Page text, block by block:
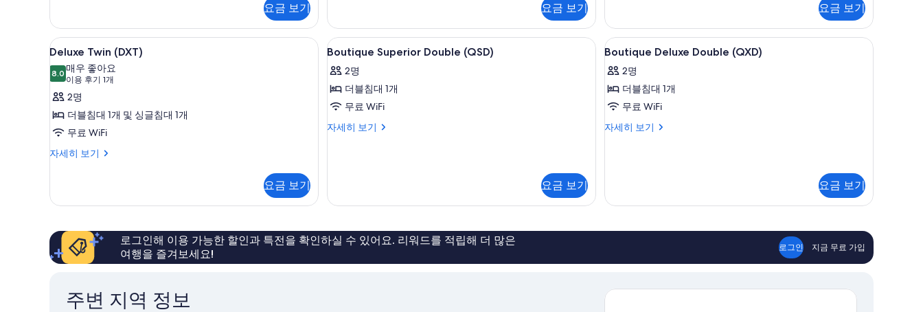
기
자
세
히
기
요금 보기
세
히
보
요금 보기
기
히
보
기
요금 보기
Deluxe
Twin
(DXT)
사
진
모
두
Deluxe Twin (DXT) | 무료 WiFi, 각각 다른 스타일의 인테리어, 각각 다르게 가구 비치, 침대 시트
4
Deluxe Twin (DXT)
8.08.0점 만점 중 10점
매우 좋아요
이용 후기 1개
(이
용
후
기
개)
2명
더블침대 1개 및 싱글침대 1개
무료 WiFi
자세히 보기
Deluxe
세
기
요금 보기
Boutique
Superior
Double
(QSD)
사
진
기
무료 WiFi, 각각 다른 스타일의 인테리어, 각각 다르게 가구 비치, 침대 시트
1
Boutique Superior Double (QSD)
2명
더블침대 1개
무료 WiFi
자세히 보기
Boutique
히
요금 보기
Boutique
Deluxe
Double
(QXD)
사
진
기
무료 WiFi, 각각 다른 스타일의 인테리어, 각각
1
Boutique Deluxe Double (QXD)
2명
더블침대 1개
무료 WiFi
자세히 보기
Boutique
히
요금 보기
로그인해 이용 가능한 할인과 특전을 확인하실 수 있어요. 리워드를 적립해 더 많은
여행을 즐겨보세요!
로그인 지금 무료 가입
주변 지역 정보